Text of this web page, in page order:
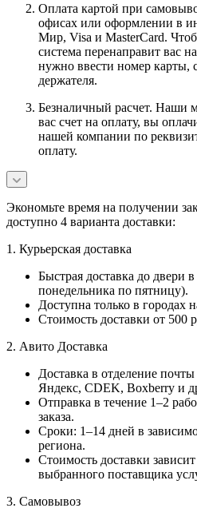
Оплата картой при
офисах или оформлении в
Мир, Visa и MasterCard.
система перенаправит вас
нужно ввести номер карты,
держателя.
Безналичный расчет. Наши
вас счет на оплату, вы
нашей компании по
оплату.
Экономьте время на получении
доступно 4 варианта доставки:
1. Курьерская доставка
Быстрая доставка до двери
понедельника по пятницу).
Доступна только в городах
Стоимость доставки от 500
2. Авито Доставка
Доставка в отделение
Яндекс, CDEK, Boxberry и
Отправка в течение 1–2
заказа.
Сроки: 1–14 дней в
региона.
Стоимость доставки
выбранного поставщика
3. Самовывоз